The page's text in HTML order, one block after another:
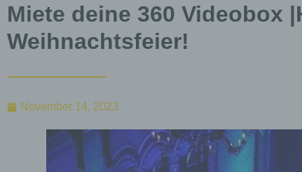
Miete deine 360 Videobox
Weihnachtsfeier!
November 14, 2023